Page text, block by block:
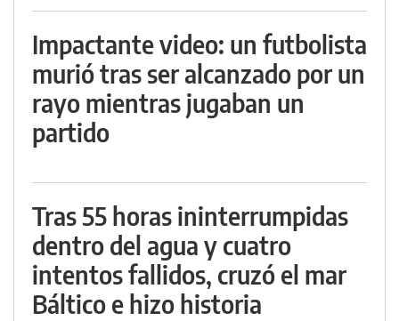
Impactante video: un futbolista
murió tras ser alcanzado por un
rayo mientras jugaban un
partido
Tras 55 horas ininterrumpidas
dentro del agua y cuatro
intentos fallidos, cruzó el mar
Báltico e hizo historia